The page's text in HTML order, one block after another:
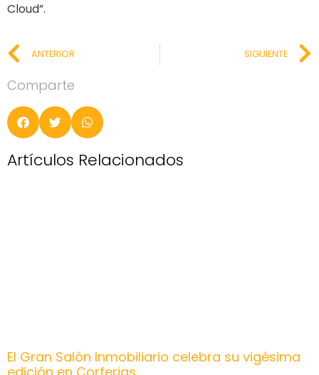
Cloud”.
ANTERIOR SIGUIENTE
Comparte
Artículos Relacionados
El Gran Salón Inmobiliario celebra su vigésima